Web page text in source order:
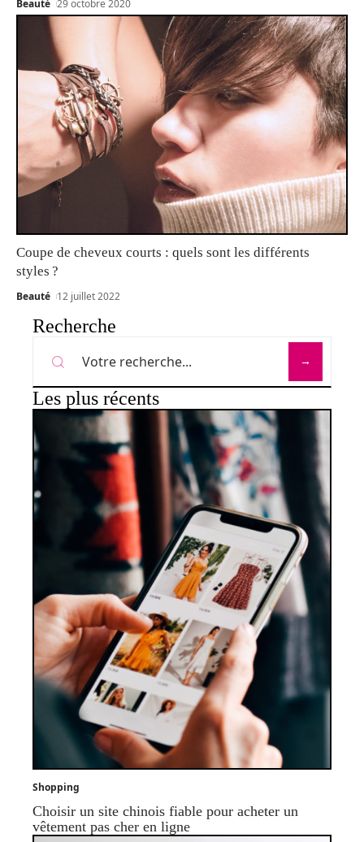
Beauté 29 octobre 2020
Coupe de cheveux courts : quels sont les différents
styles ?
Beauté 12 juillet 2022
Recherche
Les plus récents
Shopping
Choisir un site chinois fiable pour acheter un
vêtement pas cher en ligne